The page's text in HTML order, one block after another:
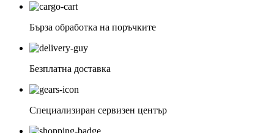
Бърза обработка на поръчките
Безплатна доставка
Специализиран сервизен център